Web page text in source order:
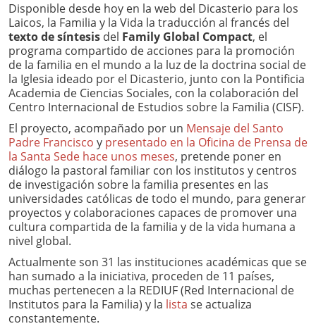
Disponible desde hoy en la web del Dicasterio para los
Laicos, la Familia y la Vida la traducción al francés del
texto de síntesis del Family Global Compact, el
programa compartido de acciones para la promoción
de la familia en el mundo a la luz de la doctrina social de
la Iglesia ideado por el Dicasterio, junto con la Pontificia
Academia de Ciencias Sociales, con la colaboración del
Centro Internacional de Estudios sobre la Familia (CISF).
El proyecto, acompañado por un Mensaje del Santo
Padre Francisco y presentado en la Oficina de Prensa de
la Santa Sede hace unos meses, pretende poner en
diálogo la pastoral familiar con los institutos y centros
de investigación sobre la familia presentes en las
universidades católicas de todo el mundo, para generar
proyectos y colaboraciones capaces de promover una
cultura compartida de la familia y de la vida humana a
nivel global.
Actualmente son 31 las instituciones académicas que se
han sumado a la iniciativa, proceden de 11 países,
muchas pertenecen a la REDIUF (Red Internacional de
Institutos para la Familia) y la lista se actualiza
constantemente.